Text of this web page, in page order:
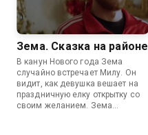
Зема. Сказка на районе
В канун Нового года Зема
случайно встречает Милу. Он
видит, как девушка вешает на
праздничную елку открытку со
своим желанием. Зема